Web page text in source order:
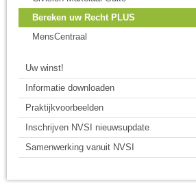
Bereken uw Recht PLUS
MensCentraal
Uw winst!
Informatie downloaden
Praktijkvoorbeelden
Inschrijven NVSI nieuwsupdate
Samenwerking vanuit NVSI